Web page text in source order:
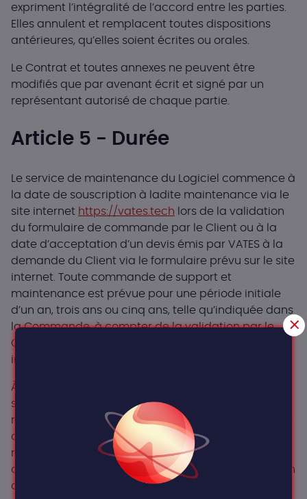
expriment l’intégralité de l’accord entre les parties.
Elles annulent et remplacent toutes dispositions
antérieures, qu’elles soient écrites ou orales.
Le Contrat et toutes annexes ne peuvent être
modifiés que par avenant écrit et signé par un
représentant autorisé de chaque partie.
Article 5 - Durée
Le service de maintenance du Logiciel commence à
la date de souscription à ladite maintenance via le
site internet https://vates.tech lors de la validation
du formulaire de commande par le Client ou à la
date d’acceptation d’un devis émis par VATES à la
demande du Client via le formulaire prévu sur le site
internet. Toute commande de support et
maintenance est prévue pour une période initiale
d’un an, trois ans ou cinq ans, telle qu’indiquée dans
la Commande, à compter de la validation par le
Client des conditions de paiement sur le site
internet ou de l’envoi du Bon de Commande.
À l’issue de cette période initiale, le contrat de
support et maintenance est automatiquement
renouvelé d’année en année si le client choisit cette
option. À défaut, le client doit procéder au
renouvellement par la soumission d’un devis signé
ou d’un bon de commande. Il peut être résilié à la fin
de chaque période contractuelle par l’envoi d’un